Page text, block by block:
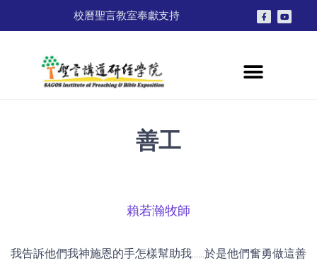
校曆聖言教室奉獻支持
善工
賴若瀚牧師
我告訴他們我神施恩的手怎樣幫助我……於是他們奮勇做這善